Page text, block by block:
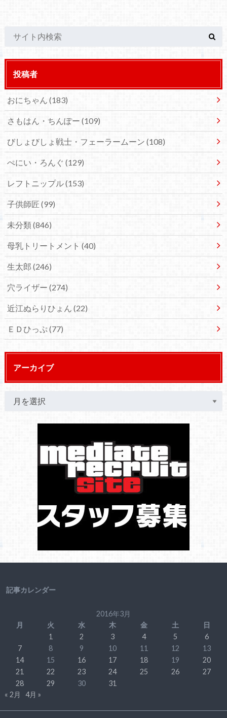
投稿者
おにちゃん (183)
さもはん・ちんぽー (109)
びしょびしょ戦士・フェーラームーン (108)
ぺにい・ろんぐ (129)
レフトニップル(153)
子供師匠 (99)
未分類(846)
母乳トリートメント (40)
生太郎 (246)
穴ライザー (274)
近江ぬらりひょん (22)
ＥＤひっぷ(77)
アーカイブ
記事カレンダー
2016年3月
月
火 水 木 金 土
日
1
2 3 4 5
6
7
8 9 10 11 12
13
14
15 16 17 18 19
20
21
22 23 24 25 26
27
28
29 30
31
« 2月
4月 »